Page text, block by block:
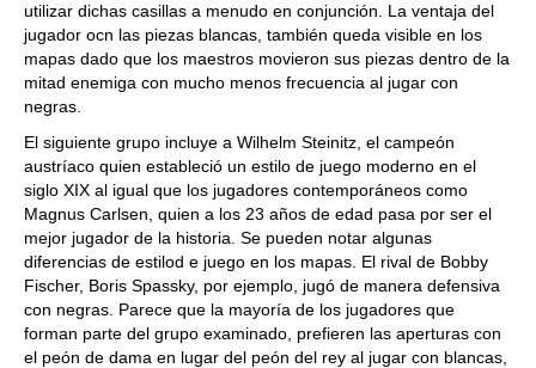
utilizar dichas casillas a menudo en conjunción. La ventaja del
jugador ocn las piezas blancas, también queda visible en los
mapas dado que los maestros movieron sus piezas dentro de la
mitad enemiga con mucho menos frecuencia al jugar con
negras.
El siguiente grupo incluye a Wilhelm Steinitz, el campeón
austríaco quien estableció un estilo de juego moderno en el
siglo XIX al igual que los jugadores contemporáneos como
Magnus Carlsen, quien a los 23 años de edad pasa por ser el
mejor jugador de la historia. Se pueden notar algunas
diferencias de estilod e juego en los mapas. El rival de Bobby
Fischer, Boris Spassky, por ejemplo, jugó de manera defensiva
con negras. Parece que la mayoría de los jugadores que
forman parte del grupo examinado, prefieren las aperturas con
el peón de dama en lugar del peón del rey al jugar con blancas,